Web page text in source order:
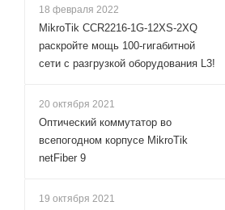
18 февраля 2022
MikroTik CCR2216-1G-12XS-2XQ
раскройте мощь 100-гигабитной
сети с разгрузкой оборудования L3!
20 октября 2021
Оптический коммутатор во
всепогодном корпусе MikroTik
netFiber 9
19 октября 2021